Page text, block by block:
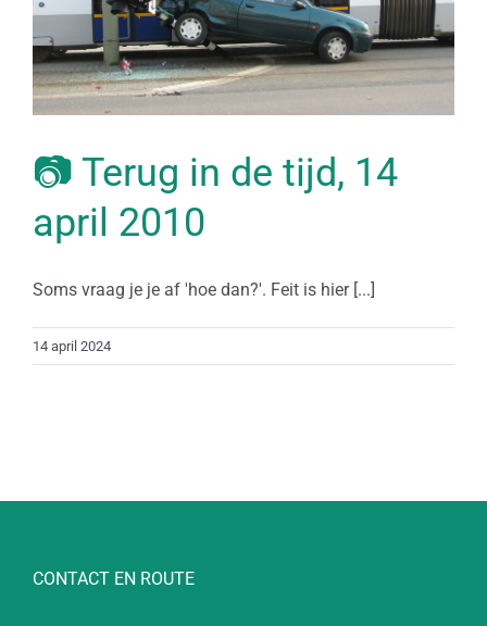
📷 Terug in de tijd, 14
april 2010
Soms vraag je je af 'hoe dan?'. Feit is hier [...]
14 april 2024
CONTACT EN ROUTE